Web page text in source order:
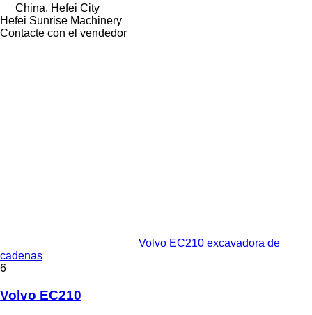
China, Hefei City
Hefei Sunrise Machinery
Contacte con el vendedor
Volvo EC210 excavadora de
cadenas
6
Volvo EC210